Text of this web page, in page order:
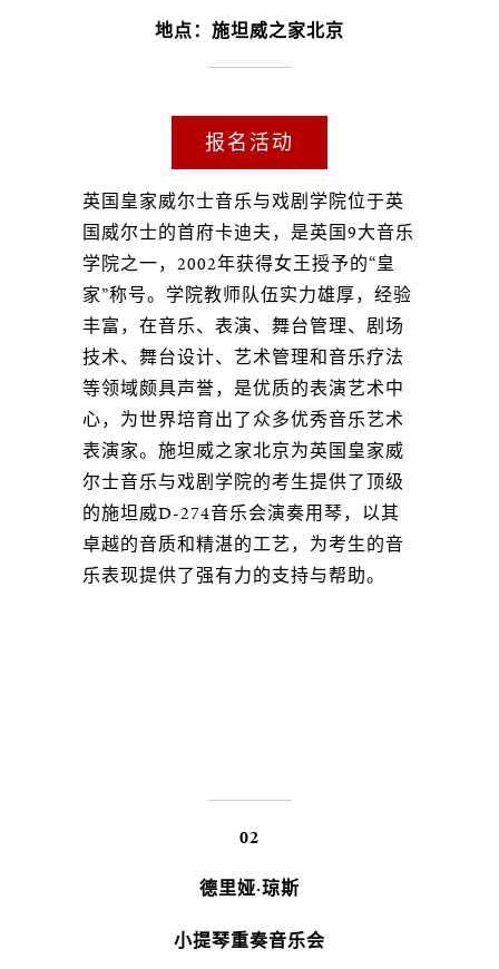
地点：施坦威之家北京
报名活动
英国皇家威尔士音乐与戏剧学院位于英
国威尔士的首府卡迪夫，是英国9大音乐
学院之一，2002年获得女王授予的“皇
家”称号。学院教师队伍实力雄厚，经验
丰富，在音乐、表演、舞台管理、剧场
技术、舞台设计、艺术管理和音乐疗法
等领域颇具声誉，是优质的表演艺术中
心，为世界培育出了众多优秀音乐艺术
表演家。施坦威之家北京为英国皇家威
尔士音乐与戏剧学院的考生提供了顶级
的施坦威D-274音乐会演奏用琴，以其
卓越的音质和精湛的工艺，为考生的音
乐表现提供了强有力的支持与帮助。
02
德里娅·琼斯
小提琴重奏音乐会